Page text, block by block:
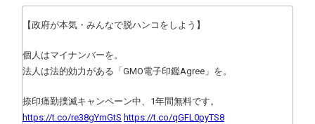
【政府が本気・みんなで脱ハンコをしよう】
個人はマイナンバーを。
法人は法的効力がある「GMO電子印鑑Agree」を。
捺印痛勤撲滅キャンペーン中、1年間無料です。
https://t.co/re38gYmGtS https://t.co/qGFL0pyTS8